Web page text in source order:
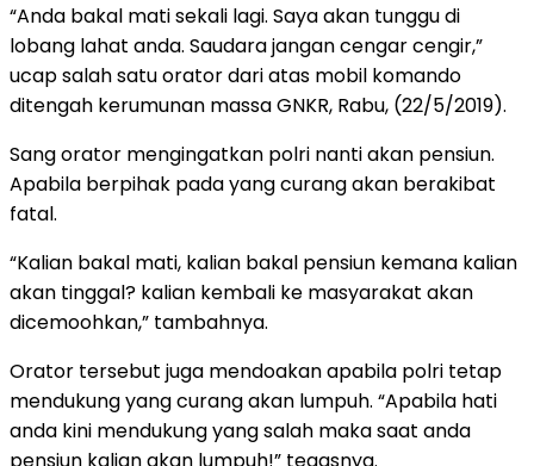
“Anda bakal mati sekali lagi. Saya akan tunggu di
lobang lahat anda. Saudara jangan cengar cengir,”
ucap salah satu orator dari atas mobil komando
ditengah kerumunan massa GNKR, Rabu, (22/5/2019).
Sang orator mengingatkan polri nanti akan pensiun.
Apabila berpihak pada yang curang akan berakibat
fatal.
“Kalian bakal mati, kalian bakal pensiun kemana kalian
akan tinggal? kalian kembali ke masyarakat akan
dicemoohkan,” tambahnya.
Orator tersebut juga mendoakan apabila polri tetap
mendukung yang curang akan lumpuh. “Apabila hati
anda kini mendukung yang salah maka saat anda
pensiun kalian akan lumpuh!” tegasnya.